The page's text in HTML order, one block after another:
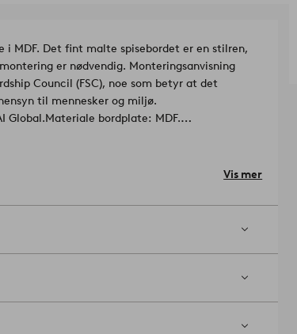
i MDF. Det fint malte spisebordet er en stilren,
er nødvendig. Monteringsanvisning
Council (FSC), noe som betyr at det
til mennesker og miljø.
Global.Materiale bordplate: MDF.
1575556-01-0
Vis mer